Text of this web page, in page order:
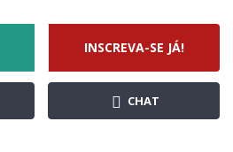
INSCREVA-SE JÁ!
CHAT